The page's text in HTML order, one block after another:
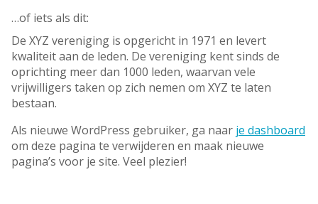
…of iets als dit:
De XYZ vereniging is opgericht in 1971 en levert
kwaliteit aan de leden. De vereniging kent sinds de
oprichting meer dan 1000 leden, waarvan vele
vrijwilligers taken op zich nemen om XYZ te laten
bestaan.
Als nieuwe WordPress gebruiker, ga naar je dashboard
om deze pagina te verwijderen en maak nieuwe
pagina’s voor je site. Veel plezier!